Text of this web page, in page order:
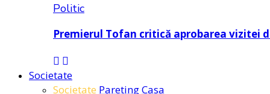
Politic
Premierul Tofan critică aprobarea vizitei
Societate
Societate ParetingCasa